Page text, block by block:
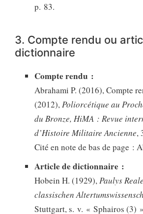
p. 83.
3. Compte rendu ou
dictionnaire
Compte rendu :
Abrahami P. (2016), Compte
(2012),Poliorcétique au
du Bronze, HiMA : Revue
d’Histoire Militaire Ancienne,
Cité en note de bas de page :
Article de dictionnaire :
Hobein H. (1929),Paulys
classischen
Stuttgart, s. v. « Sphairos (3)